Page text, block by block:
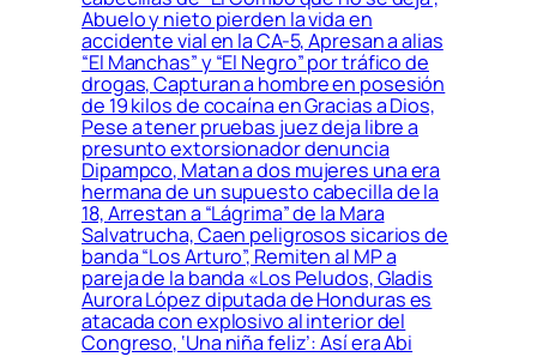
Abuelo y nieto pierden la vida en
accidente vial en la CA-5, Apresan a alias
“El Manchas” y “El Negro” por tráfico de
drogas, Capturan a hombre en posesión
de 19 kilos de cocaína en Gracias a Dios,
Pese a tener pruebas juez deja libre a
presunto extorsionador denuncia
Dipampco, Matan a dos mujeres una era
hermana de un supuesto cabecilla de la
18, Arrestan a “Lágrima” de la Mara
Salvatrucha, Caen peligrosos sicarios de
banda “Los Arturo”, Remiten al MP a
pareja de la banda «Los Peludos, Gladis
Aurora López diputada de Honduras es
atacada con explosivo al interior del
Congreso, ‘Una niña feliz’: Así era Abi